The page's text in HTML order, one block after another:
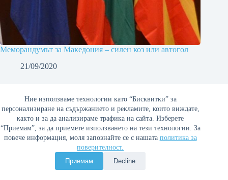
Ние използваме технологии като “Бисквитки” за
персонализиране на съдържанието и рекламите, които виждате,
както и за да анализираме трафика на сайта. Изберете
“Приемам”, за да приемете използването на тези технологии. За
повече информация, моля запознайте се с нашата политика за
поверителност.
Приемам
Decline
Меморандумът за Македония – силен коз или автогол
21/09/2020